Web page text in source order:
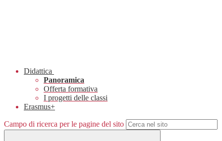
Didattica
Panoramica
Offerta formativa
I progetti delle classi
Erasmus+
Campo di ricerca per le pagine del sito